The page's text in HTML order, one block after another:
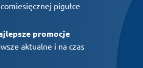
pigułce
promocje
aktualne i na czas